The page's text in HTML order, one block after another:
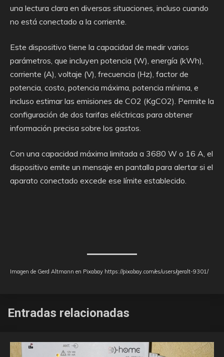
una lectura clara en diversas situaciones, incluso cuando
no está conectado a la corriente.
Este dispositivo tiene la capacidad de medir varios
parámetros, que incluyen potencia (W), energía (kWh),
corriente (A), voltaje (V), frecuencia (Hz), factor de
potencia, costo, potencia máxima, potencia mínima, e
incluso estimar las emisiones de CO2 (KgCO2). Permite la
configuración de dos tarifas eléctricas para obtener
información precisa sobre los gastos.
Con una capacidad máxima limitada a 3680 W o 16 A, el
dispositivo emite un mensaje en pantalla para alertar si el
aparato conectado excede ese límite establecido.
Imagen de Gerd Altmann en Pixabay https://pixabay.com/es/users/geralt-9301/
Entradas relacionadas